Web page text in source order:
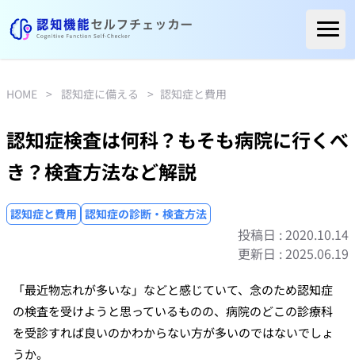
ホーム
ご利用者様の声
コラム
医療関係の方へ
自治体の方へ
HOME > 認知症に備える > 認知症と費用
認知症検査は何科？もそも病院に行くべ
き？検査方法など解説
認知症と費用 認知症の診断・検査方法
投稿日 : 2020.10.14
更新日 : 2025.06.19
「最近物忘れが多いな」などと感じていて、念のため認知症
の検査を受けようと思っているものの、病院のどこの診療科
を受診すれば良いのかわからない方が多いのではないでしょ
うか。